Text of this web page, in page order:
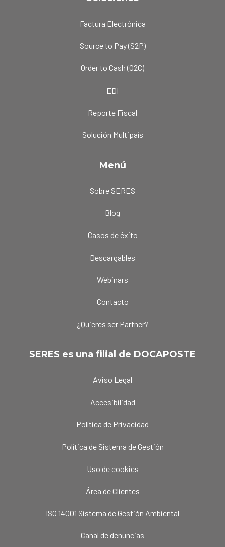
Factura Electrónica
Source to Pay (S2P)
Order to Cash (O2C)
EDI
Reporte Fiscal
Solución Multipaís
Menú
Sobre SERES
Blog
Casos de éxito
Descargables
Webinars
Contacto
¿Quieres ser Partner?
SERES es una filial de DOCAPOSTE
Aviso Legal
Accesibilidad
Política de Privacidad
Política de Sistema de Gestión
Uso de cookies
Área de Clientes
ISO 14001 Sistema de Gestión Ambiental
Canal de denuncias